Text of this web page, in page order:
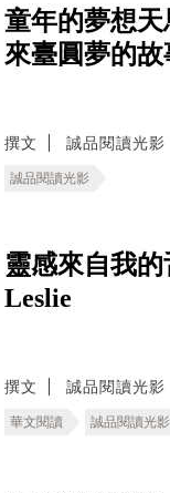
童年的夢想
來臺圓夢的故
撰文 誠品閱讀光影
誠品閱讀光影
靈感來自我
Leslie
撰文 誠品閱讀光影
華文閱讀 誠品閱讀光影